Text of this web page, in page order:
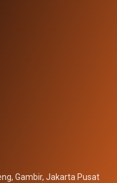
Gambir, Jakarta Pusat